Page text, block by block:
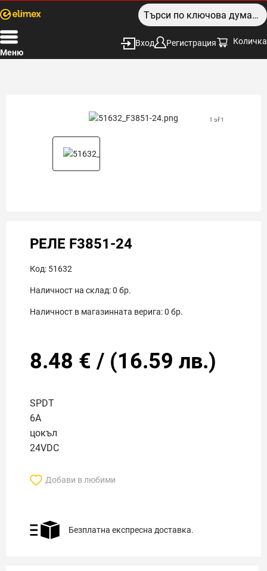
Меню
Вход Регистрация Количка
1 of 1
РЕЛЕ F3851-24
Код: 51632
Наличност на склад:0 бр.
Наличност в магазинната верига:0 бр.
8.48 € / (16.59 лв.)
SPDT
6A
цокъл
24VDC
Добави в любими
Безплатна експресна доставка.